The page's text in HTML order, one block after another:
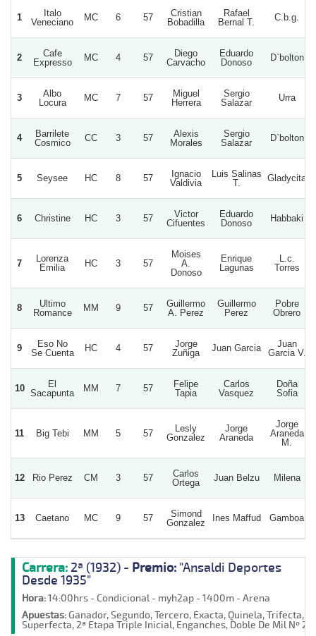
1
Italo
Veneciano
MC 6 57
Cristian
Bobadilla
Rafael
Bernal T.
C.b.g.
2
Cafe
Expresso
MC 4 57
Diego
Carvacho
Eduardo
Donoso
D`bolton
3
Albo
Locura
MC 7 57
Miguel
Herrera
Sergio
Salazar
Urra
4
Barrilete
Cosmico
CC 3 57
Alexis
Morales
Sergio
Salazar
D`bolton
5 Seysee HC 8 57
Ignacio
Valdivia
Luis Salinas
T.
Gladycita
6 Christine HC 3 57
Victor
Cifuentes
Eduardo
Donoso
Habbaki
7
Lorenza
Emilia
HC 3 57
Moises
A.
Donoso
Enrique
Lagunas
L.c.
Torres
8
Ultimo
Romance
MM 9 57
Guillermo
A. Perez
Guillermo
Perez
Pobre
Obrero
9
Eso No
Se Cuenta
HC 4 57
Jorge
Zuñiga
Juan Garcia
Juan
Garcia V.
10
El
Sacapunta
MM 7 57
Felipe
Tapia
Carlos
Vasquez
Doña
Sofia
11 Big Tebi MM 5 57
Lesly
Gonzalez
Jorge
Araneda
Jorge
Araneda
M.
12 Rio Perez CM 3 57
Carlos
Ortega
Juan Belzu Milena
13 Caetano MC 9 57
Simond
Gonzalez
Ines Maffud Gamboa
Carrera: 2ª (1932) - Premio: "Ansaldi Deportes
Desde 1935"
Hora:14:00hrs - Condicional - myh2ap - 1400m - Arena
Apuestas:Ganador, Segundo, Tercero, Exacta, Quinela, Trifecta,
Superfecta, 2ª Etapa Triple Inicial, Enganches, Doble De Mil Nº 2